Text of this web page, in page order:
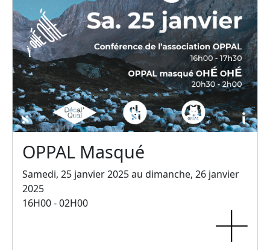
OPPAL Masqué
Samedi, 25 janvier 2025 au dimanche, 26 janvier
2025
16H00 - 02H00